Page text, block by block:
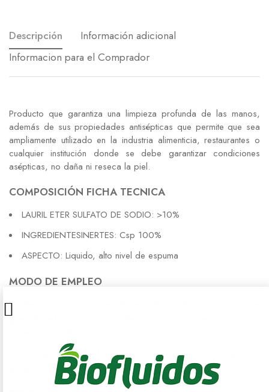
Descripción
Información adicional
Informacion para el Comprador
Producto que garantiza una limpieza profunda de las manos,
además de sus propiedades antisépticas que permite que sea
ampliamente utilizado en la industria alimenticia, restaurantes o
cualquier institución donde se debe garantizar condiciones
asépticas, no daña ni reseca la piel.
COMPOSICIÓN FICHA TECNICA
LAURIL ETER SULFATO DE SODIO: >10%
INGREDIENTESINERTES: Csp 100%
ASPECTO: Liquido, alto nivel de espuma
MODO DE EMPLEO
gran utilidad en baños de hoteles, restaurantes, centros
Para garantizar la efectividad de la asepsia se recomienda
utilizar el producto concentrado.